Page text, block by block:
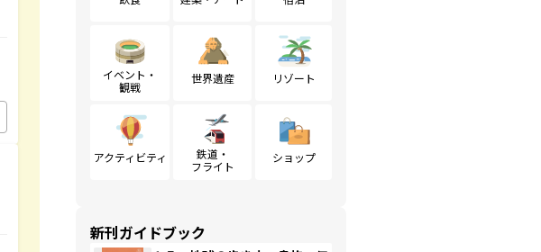
イベント・
観戦
世界遺産 リゾート
アクティビティ
鉄道・
フライト
ショップ
新刊ガイドブック